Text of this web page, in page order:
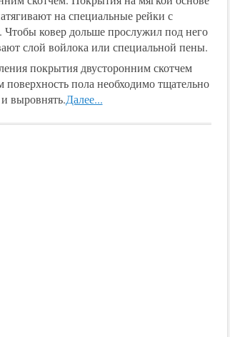
на специальные рейки с
Чтобы ковер дольше прослужил под него
слой войлока или специальной пены.
покрытия двусторонним скотчем
поверхность пола необходимо тщательно
выровнять.Далее...